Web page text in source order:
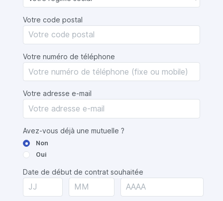
Votre code postal
Votre numéro de téléphone
Votre adresse e-mail
Avez-vous déjà une mutuelle ?
Non
Oui
Date de début de contrat souhaitée